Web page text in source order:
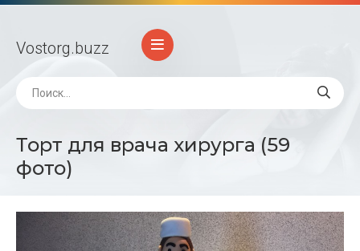
Vostorg.buzz
Торт для врача хирурга (59
фото)